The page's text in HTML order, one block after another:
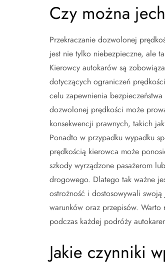
Czy można
Przekraczanie dozwolonej
jest nie tylko niebezpieczne, ale
Kierowcy autokarów są
dotyczących ograniczeń
celu zapewnienia
dozwolonej prędkości może
konsekwencji prawnych, takich
Ponadto w przypadku wypadku
prędkością kierowca może
szkody wyrządzone pasażerom
drogowego. Dlatego tak ważne
ostrożność i dostosowywali
warunków oraz przepisów.
podczas każdej podróży
Jakie czynniki